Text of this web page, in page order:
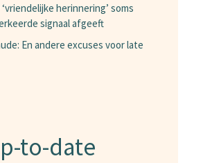
herinnering’ soms
signaal afgeeft
En andere excuses voor late
to-date